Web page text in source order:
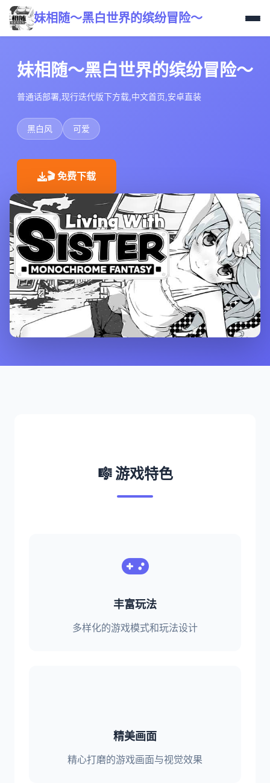
妹相随～黑白世界的缤纷冒险～
妹相随～黑白世界的缤纷冒险～
普通话部署,现行迭代版下方载,中文首页,安卓直装
黑白风 可爱
🎬 免费下载
🎼 游戏特色
丰富玩法
多样化的游戏模式和玩法设计
精美画面
精心打磨的游戏画面与视觉效果